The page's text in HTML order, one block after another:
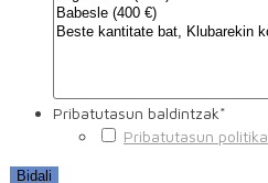
Pribatutasun baldintzak*
Pribatutasun politika